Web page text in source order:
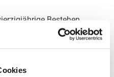
Bestehen
„Wir denken Glas
Werkstoff,